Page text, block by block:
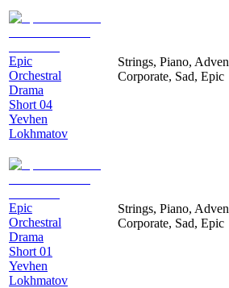
Epic
Orchestral
Drama
Short 04
Yevhen
Lokhmatov
Strings, Piano,
Corporate, Sad, Epic
Epic
Orchestral
Drama
Short 01
Yevhen
Lokhmatov
Strings, Piano,
Corporate, Sad, Epic